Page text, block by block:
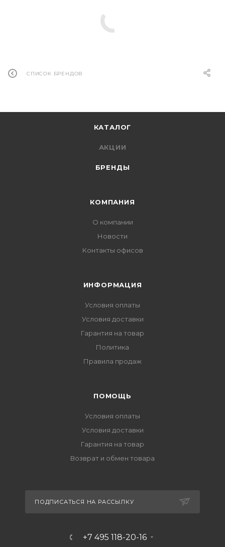
СПИСОК БРЕНДОВ
КАТАЛОГ
АКЦИИ
БРЕНДЫ
КОМПАНИЯ
О компании
Новости
Контакты офисов
ИНФОРМАЦИЯ
Условия оплаты
Условия доставки
Гарантия на товар
Политика
Правила продаж
ПОМОЩЬ
Условия оплаты
Условия доставки
Гарантия на товар
Возврат и обмен товара
ПОДПИСАТЬСЯ НА РАССЫЛКУ
+7 495 118-20-16